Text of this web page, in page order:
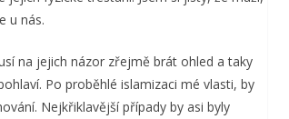
u nás.
na jejich názor zřejmě brát ohled a taky
Po proběhlé islamizaci mé vlasti, by
Nejkřiklavější případy by asi byly